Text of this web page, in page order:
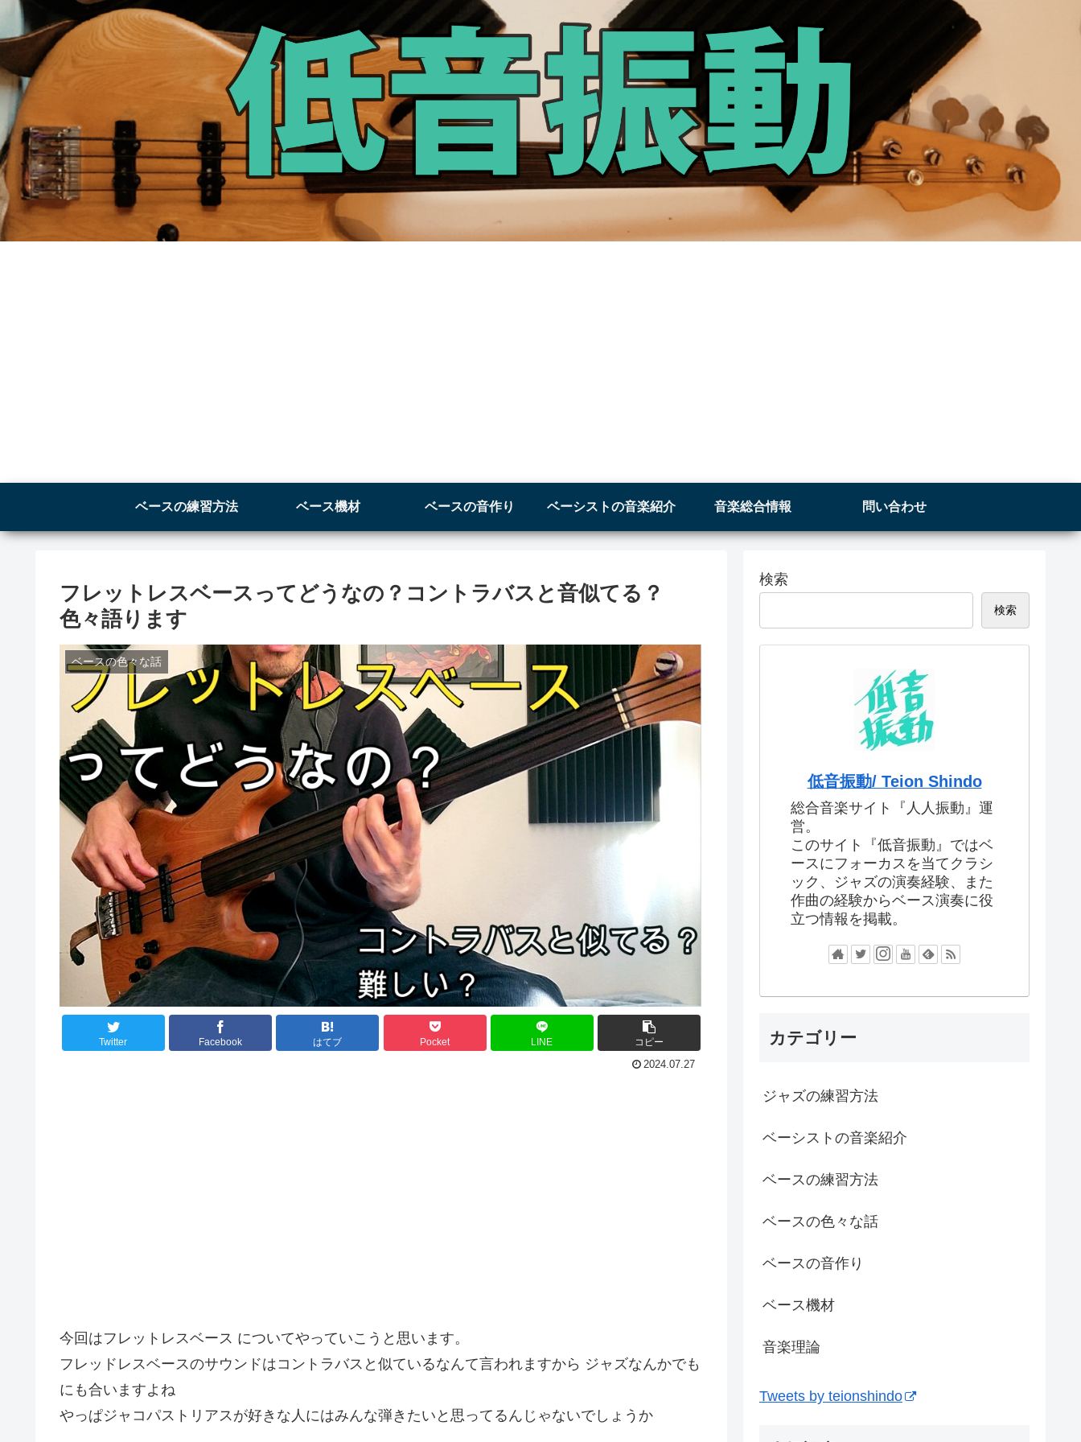
ベースの練習方法 ベース機材 ベースの音作り ベーシストの音楽紹介 音楽総合情報 問い合わせ
フレットレスベースってどうなの？コントラバスと音似てる？
色々語ります
ベースの色々な話
Twitter Facebook はてブ Pocket LINE コピー
2024.07.27
今回はフレットレスベース についてやっていこうと思います。
フレッドレスベースのサウンドはコントラバスと似ているなんて言われますから ジャズなんかでも
にも合いますよね
やっぱジャコパストリアスが好きな人にはみんな弾きたいと思ってるんじゃないでしょうか
検索
検索
低音振動/ Teion Shindo
総合音楽サイト『人人振動』運
営。
このサイト『低音振動』ではベ
ースにフォーカスを当てクラシ
ック、ジャズの演奏経験、また
作曲の経験からベース演奏に役
立つ情報を掲載。
カテゴリー
ジャズの練習方法
ベーシストの音楽紹介
ベースの練習方法
ベースの色々な話
ベースの音作り
ベース機材
音楽理論
Tweets by teionshindo